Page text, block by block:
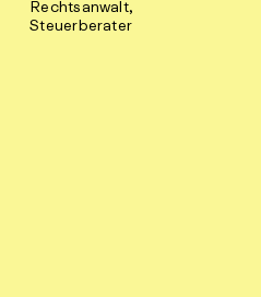
Rechtsanwalt,
Steuerberater